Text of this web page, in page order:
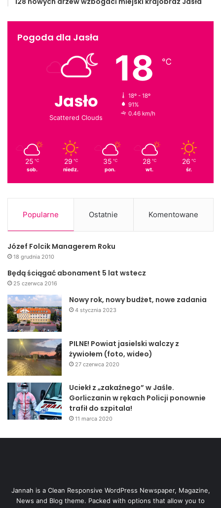
Pogoda dla Jasła
Jasło
Scattered Clouds
18 ℃
18º - 18º
91%
0.46 km/h
25 ℃
sob.
29 ℃
niedz.
35 ℃
pon.
28 ℃
wt.
26 ℃
śr.
Popularne Ostatnie Komentowane
Józef Folcik Managerem Roku
18 grudnia 2010
Będą ściągać abonament 5 lat wstecz
25 czerwca 2016
Nowy rok, nowy budżet, nowe zadania
4 stycznia 2023
PILNE! Powiat jasielski walczy z
żywiołem (foto, wideo)
27 czerwca 2020
Uciekł z „zakaźnego” w Jaśle.
Gorliczanin w rękach Policji ponownie
trafił do szpitala!
11 marca 2020
Jannah is a Clean Responsive WordPress Newspaper, Magazine,
News and Blog theme. Packed with options that allow you to